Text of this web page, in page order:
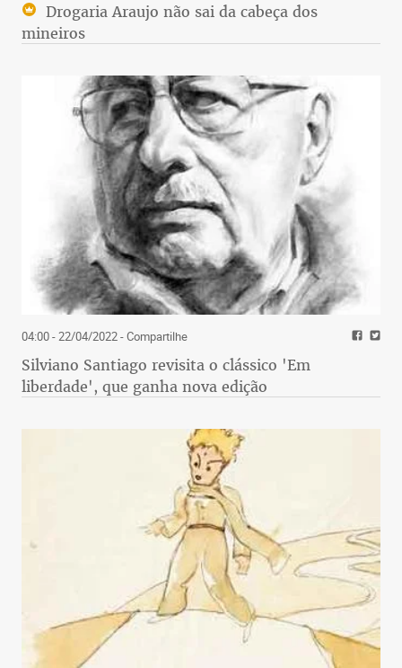
Drogaria Araujo não sai da cabeça dos
mineiros
04:00 - 22/04/2022- Compartilhe
Silviano Santiago revisita o clássico 'Em
liberdade', que ganha nova edição